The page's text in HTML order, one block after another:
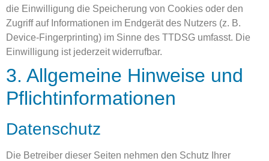
die Einwilligung die Speicherung von Cookies oder den
Zugriff auf Informationen im Endgerät des Nutzers (z. B.
Device-Fingerprinting) im Sinne des TTDSG umfasst. Die
Einwilligung ist jederzeit widerrufbar.
3. Allgemeine Hinweise und
Pflicht­informationen
Datenschutz
Die Betreiber dieser Seiten nehmen den Schutz Ihrer